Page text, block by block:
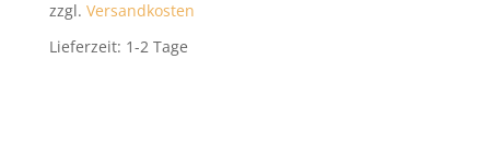
zzgl. Versandkosten
Lieferzeit: 1-2 Tage